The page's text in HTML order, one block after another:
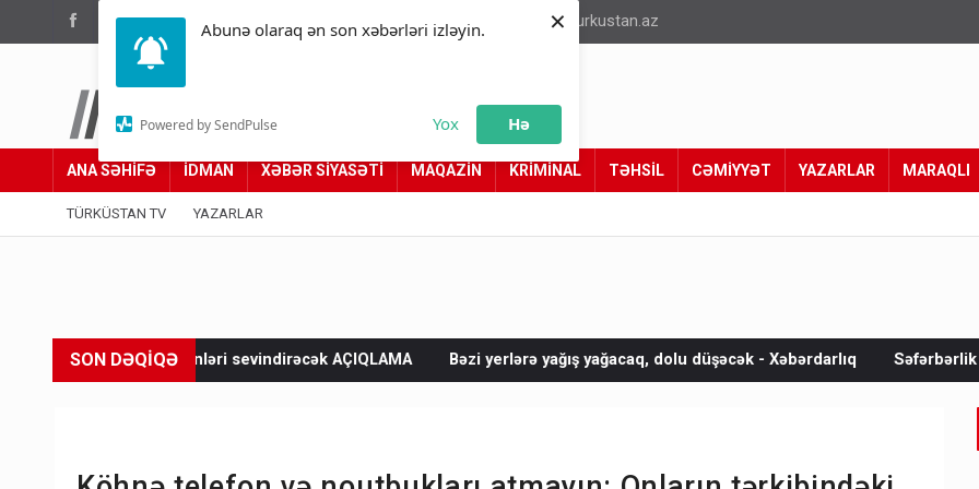
Abunə olaraq ən son xəbərləri izləyin.
Powered by SendPulse Yox Hə
×
(012) 449 94 05 info@turkustan.az
Türküstan.az
Adımız yolumuzdur
ANA SƏHİFƏ İDMAN XƏBƏR SİYASƏTİ MAQAZİN KRİMİNAL TƏHSİL CƏMİYYƏT YAZARLAR MARAQLI
TÜRKÜSTAN TV YAZARLAR
SON DƏQİQƏ
sevindirəcək AÇIQLAMA Bəzi yerlərə yağış yağacaq, dolu düşəcək - Xəbərdarlıq Səfərbərlik Xidmətinin rüşvət